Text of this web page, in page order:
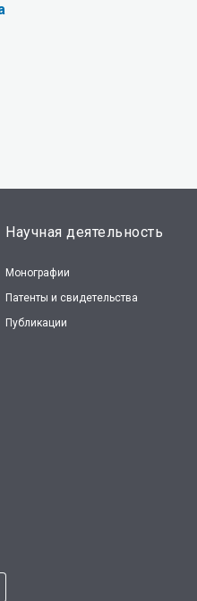
Научная деятельность
Монографии
Патенты и свидетельства
Публикации